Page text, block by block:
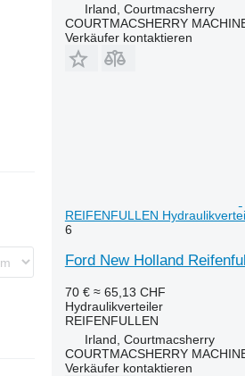
Irland, Courtmacsherry
COURTMACSHERRY
Verkäufer kontaktieren
REIFENFULLEN
6
Ford New Holland
70 € ≈ 65,13 CHF
Hydraulikverteiler
REIFENFULLEN
Irland, Courtmacsherry
COURTMACSHERRY
Verkäufer kontaktieren